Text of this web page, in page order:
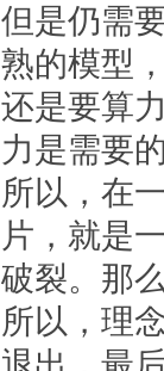
但是仍需
熟的模型
还是要算
力是需要
所以，在
片，就是
破裂。那
所以，理